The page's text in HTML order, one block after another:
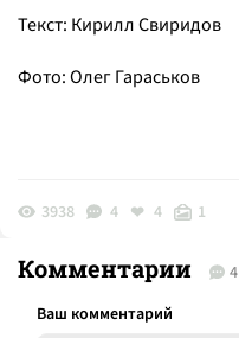
Текст: Кирилл Свиридов
Фото: Олег Гараськов
3938 4 4 1
Комментарии 4